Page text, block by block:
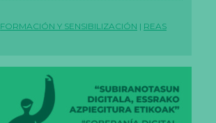
FORMACIÓN Y SENSIBILIZACIÓN | REAS